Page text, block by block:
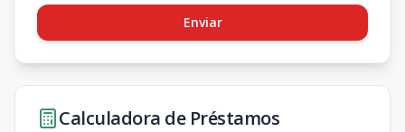
Enviar
Calculadora de Préstamos